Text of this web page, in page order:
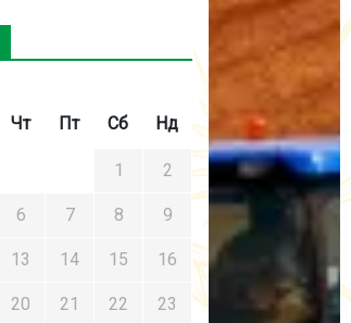
Чт Пт Сб Нд
1 2
6 7 8 9
13 14 15 16
20 21 22 23